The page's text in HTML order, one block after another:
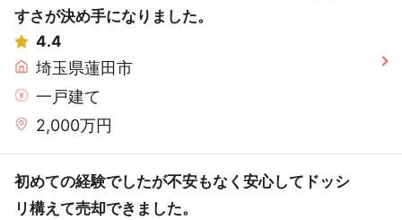
すさが決め手になりました。
4.4
埼玉県蓮田市
一戸建て
2,000万円
初めての経験でしたが不安もなく安心してドッシ
リ構えて売却できました。